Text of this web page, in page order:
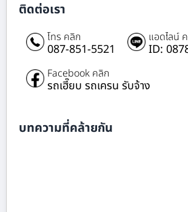
ติดต่อเรา
โทร คลิก
087-851-5521
แอดไลน์
ID:
Facebook คลิก
รถเฮี๊ยบ รถเครน รับจ้าง
บทความที่คล้ายกัน